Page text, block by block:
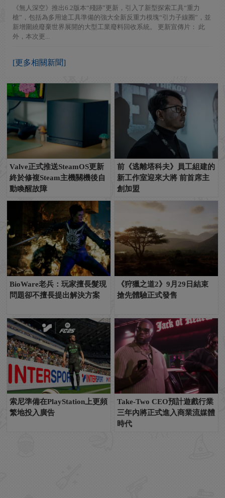
《無人深空》推出6.2版本“殘跡”更新，引入了新型探索工具“重力
槍”，包括為多用途工具準備的強大全新反重力模塊“引力子線圈”，並
新增圍繞廢棄世界展開的大型工業廢料回收系統。 更新宣傳片： 此
外，本次更...
[更多相關新聞]
Valve正式推送SteamOS更新
終於修複Steam主機關機後自
動喚醒故障
前《逃離塔科夫》員工組建的
新工作室迎來大將 前首席主
創加盟
BioWare老兵：玩家擅長髮現
問題卻不擅長提出解決方案
《狩獵之道2》9月29日結束
搶先體驗正式發售
索尼準備在PlayStation上更頻
繁地投入廣告
Take-Two CEO預計遊戲行業
三年內將正式進入商業流媒體
時代